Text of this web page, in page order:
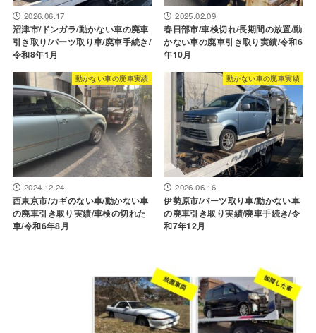
2026.06.17
沼津市/ドンガラ/動かない車の廃車
引き取り/パーツ取り車/廃車手続き/
令和8年1月
2025.02.09
春日部市/車検切れ/長期間の放置/動
かない車の廃車引き取り実績/令和6
年10月
動かない車の廃車実績
2024.12.24
西東京市/カギのない車/動かない車
の廃車引き取り実績/車検の切れた
車/令和6年8月
動かない車の廃車実績
2026.06.16
伊勢原市/パーツ取り車/動かない車
の廃車引き取り実績/廃車手続き/令
和7年12月